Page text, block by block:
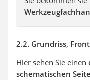
2.2. Grundriss,
Hier sehen Sie einen
schematischen